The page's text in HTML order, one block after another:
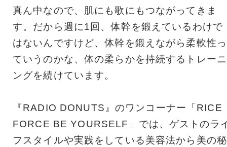
真ん中なので、肌にも歌にもつながってきま
す。だから週に1回、体幹を鍛えているわけで
はないんですけど、体幹を鍛えながら柔軟性っ
ていうのかな、体の柔らかを持続するトレーニ
ングを続けています。
『RADIO DONUTS』のワンコーナー「RICE
FORCE BE YOURSELF」では、ゲストのラ
フスタイルや実践をしている美容法から美の秘